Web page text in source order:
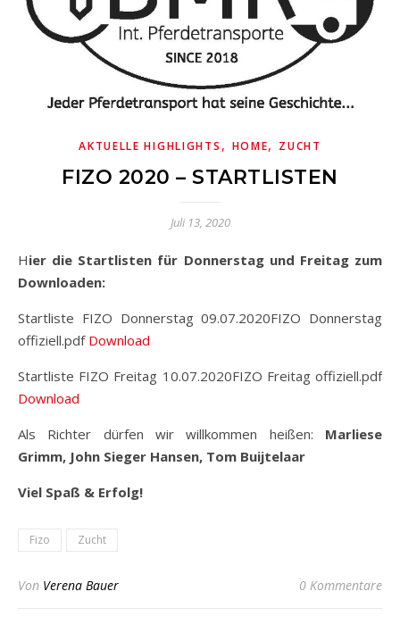
AKTUELLE HIGHLIGHTS , HOME, ZUCHT
FIZO 2020 – STARTLISTEN
Juli 13, 2020
Hier die Startlisten für Donnerstag und Freitag zum
Downloaden:
Startliste FIZO Donnerstag 09.07.2020FIZO Donnerstag
offiziell.pdf Download
Startliste FIZO Freitag 10.07.2020FIZO Freitag offiziell.pdf
Download
Als Richter dürfen wir willkommen heißen: Marliese
Grimm, John Sieger Hansen, Tom Buijtelaar
Viel Spaß & Erfolg!
Fizo Zucht
Von Verena Bauer 0 Kommentare